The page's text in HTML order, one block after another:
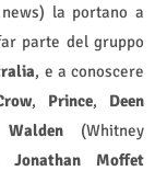
la portano a
parte del gruppo
, e a conoscere
, Prince, Deen
Walden (Whitney
Jonathan Moffet